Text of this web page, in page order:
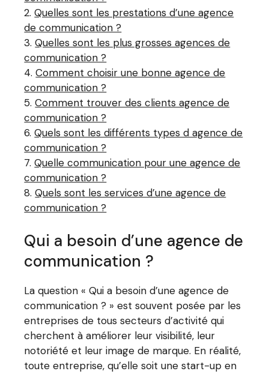
Quelles sont les prestations d’une agence
de communication ?
Quelles sont les plus grosses agences de
communication ?
Comment choisir une bonne agence de
communication ?
Comment trouver des clients agence de
communication ?
Quels sont les différents types d agence de
communication ?
Quelle communication pour une agence de
communication ?
Quels sont les services d’une agence de
communication ?
Qui a besoin d’une agence de
communication ?
La question « Qui a besoin d’une agence de
communication ? » est souvent posée par les
entreprises de tous secteurs d’activité qui
cherchent à améliorer leur visibilité, leur
notoriété et leur image de marque. En réalité,
toute entreprise, qu’elle soit une start-up en